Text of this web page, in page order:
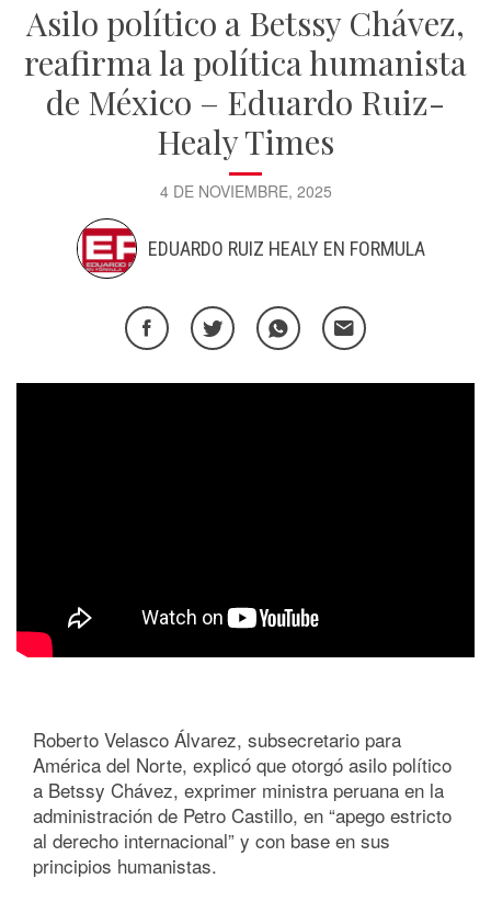
Asilo político a Betssy Chávez,
reafirma la política humanista
de México – Eduardo Ruiz-
Healy Times
4 DE NOVIEMBRE, 2025
EDUARDO RUIZ HEALY EN FORMULA
Roberto Velasco Álvarez, subsecretario para
América del Norte, explicó que otorgó asilo político
a Betssy Chávez, exprimer ministra peruana en la
administración de Petro Castillo, en “apego estricto
al derecho internacional” y con base en sus
principios humanistas.